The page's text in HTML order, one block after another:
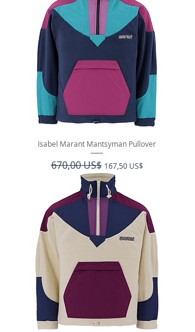
Isabel Marant Mantsyman Pullover
Precio
670,00 US$ Precio de oferta
167,50 US$